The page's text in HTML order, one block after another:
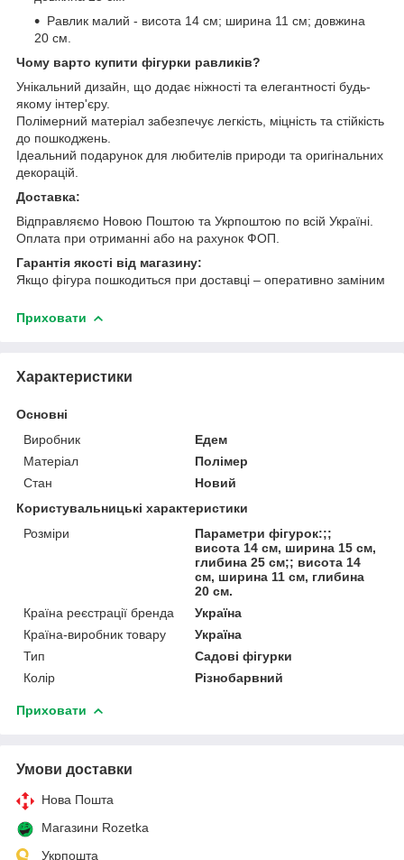
Равлик малий - висота 14 см; ширина 11 см; довжина
20 см.
Чому варто купити фігурки равликів?
Унікальний дизайн, що додає ніжності та елегантності будь-
якому інтер'єру.
Полімерний матеріал забезпечує легкість, міцність та стійкість
до пошкоджень.
Ідеальний подарунок для любителів природи та оригінальних
декорацій.
Доставка:
Відправляємо Новою Поштою та Укрпоштою по всій Україні.
Оплата при отриманні або на рахунок ФОП.
Гарантія якості від магазину:
Якщо фігура пошкодиться при доставці – оперативно заміним
Приховати
Характеристики
Основні
Виробник
Едем
Матеріал
Полімер
Стан
Новий
Користувальницькі характеристики
Розміри
Параметри фігурок:;;
висота 14 см, ширина 15 см,
глибина 25 см;; висота 14
см, ширина 11 см, глибина
20 см.
Країна реєстрації бренда
Україна
Країна-виробник товару
Україна
Тип
Садові фігурки
Колір
Різнобарвний
Приховати
Умови доставки
Нова Пошта
Магазини Rozetka
Укрпошта